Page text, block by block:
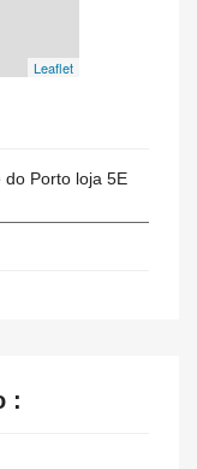
Leaflet
do Porto loja 5E
: